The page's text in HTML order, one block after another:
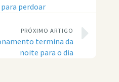
perdoar
PRÓXIMO ARTIGO
termina da
noite para o dia